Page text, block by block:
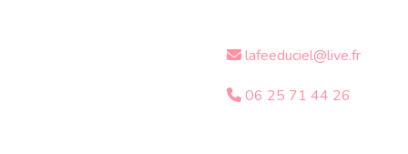
lafeeduciel@live.fr
06 25 71 44 26